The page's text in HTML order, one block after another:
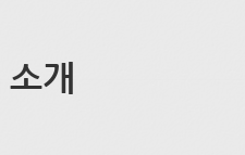
개